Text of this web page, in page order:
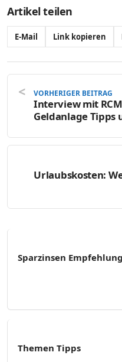
Artikel teilen
E-Mail Link kopieren
VORHERIGER BEITRAG
Interview mit
Geldanlage Tipps
Urlaubskosten:
Sparzinsen Empfehlung
Themen Tipps